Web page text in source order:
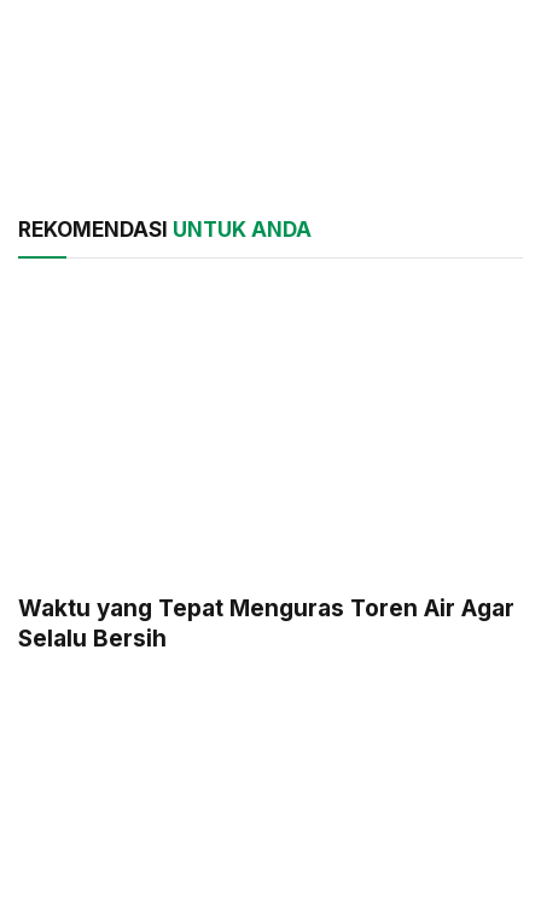
REKOMENDASI UNTUK ANDA
Waktu yang Tepat Menguras Toren Air Agar
Selalu Bersih